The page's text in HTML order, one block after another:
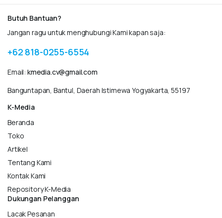
Butuh Bantuan?
Jangan ragu untuk menghubungi Kami kapan saja:
+62 818-0255-6554
Email: kmedia.cv@gmail.com
Banguntapan, Bantul, Daerah Istimewa Yogyakarta, 55197
K-Media
Beranda
Toko
Artikel
Tentang Kami
Kontak Kami
Repository K-Media
Dukungan Pelanggan
Lacak Pesanan